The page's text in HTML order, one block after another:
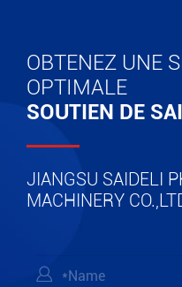
OBTENEZ UNE
OPTIMALE
SOUTIEN DE
JIANGSU SAIDELI
MACHINERY
